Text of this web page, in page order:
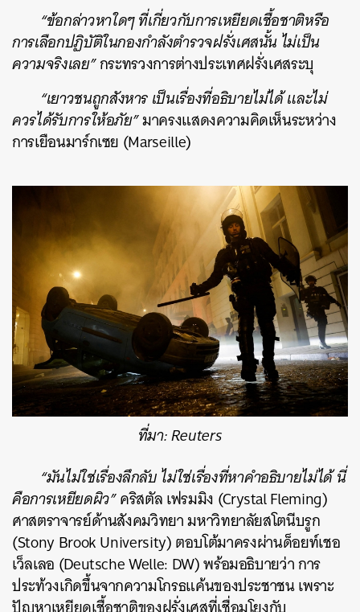
“ข้อกล่าวหาใดๆ ที่เกี่ยวกับการเหยียดเชื้อชาติหรือ
การเลือกปฏิบัติในกองกำลังตำรวจฝรั่งเศสนั้น ไม่เป็น
ความจริงเลย”กระทรวงการต่างประเทศฝรั่งเศสระบุ
“เยาวชนถูกสังหาร เป็นเรื่องที่อธิบายไม่ได้ และไม่
ควรได้รับการให้อภัย”มาครงแสดงความคิดเห็นระหว่าง
การเยือนมาร์กเซย (Marseille)
ที่มา: Reuters
“มันไม่ใช่เรื่องลึกลับ ไม่ใช่เรื่องที่หาคำอธิบายไม่ได้ นี่
คือการเหยียดผิว”คริสตัล เฟรมมิง (Crystal Fleming)
ศาสตราจารย์ด้านสังคมวิทยา มหาวิทยาลัยสโตนีบรูก
(Stony Brook University) ตอบโต้มาครงผ่านด็อยท์เชอ
เว็ลเลอ (Deutsche Welle: DW) พร้อมอธิบายว่า การ
ประท้วงเกิดขึ้นจากความโกรธแค้นของประชาชน เพราะ